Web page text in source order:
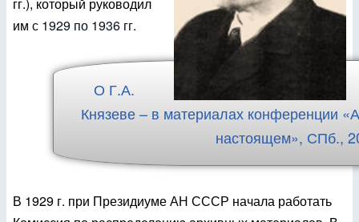
им с 1929 по 1936 гг.
О Г.А.
Князеве – в материалах конференции
настоящем», СПб.,
В 1929 г. при Президиуме АН СССР начала работать